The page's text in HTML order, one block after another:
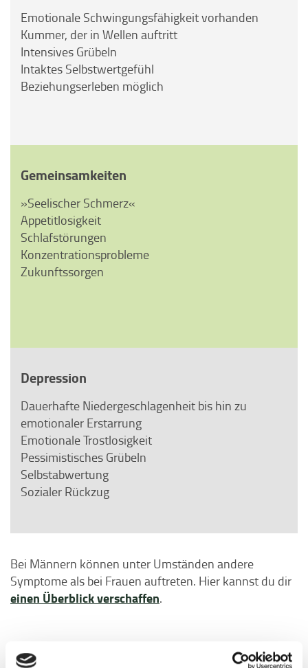
Emotionale Schwingungsfähigkeit vorhanden
Kummer, der in Wellen auftritt
Intensives Grübeln
Intaktes Selbstwertgefühl
Beziehungserleben möglich
Gemeinsamkeiten
»Seelischer Schmerz«
Appetitlosigkeit
Schlafstörungen
Konzentrationsprobleme
Zukunftssorgen
Depression
Dauerhafte Niedergeschlagenheit bis hin zu
emotionaler Erstarrung
Emotionale Trostlosigkeit
Pessimistisches Grübeln
Selbstabwertung
Sozialer Rückzug
Bei Männern können unter Umständen andere
Symptome als bei Frauen auftreten. Hier kannst du dir
einen Überblick verschaffen.
Ursache von Depressionen